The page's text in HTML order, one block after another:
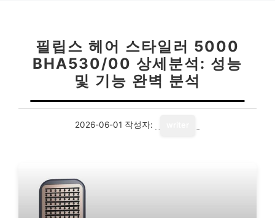
필립스 헤어 스타일러 5000
BHA530/00 상세분석: 성능
및 기능 완벽 분석
2026-06-01 작성자: